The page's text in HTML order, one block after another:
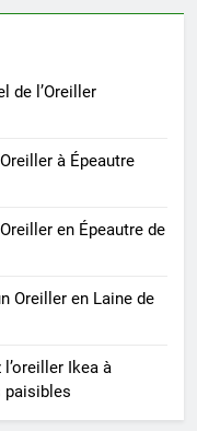
de l’Oreiller
à Épeautre
en Épeautre de
Oreiller en Laine de
Ikea à
paisibles